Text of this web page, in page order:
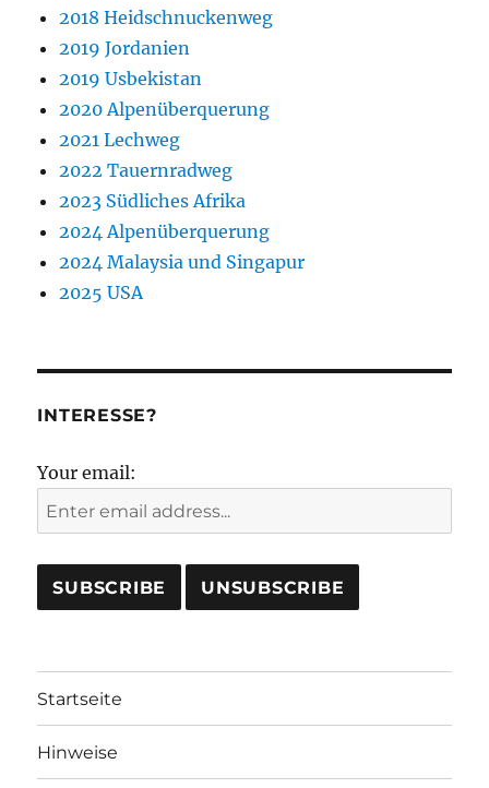
2018 Heidschnuckenweg
2019 Jordanien
2019 Usbekistan
2020 Alpenüberquerung
2021 Lechweg
2022 Tauernradweg
2023 Südliches Afrika
2024 Alpenüberquerung
2024 Malaysia und Singapur
2025 USA
INTERESSE?
Your email:
Startseite
Hinweise